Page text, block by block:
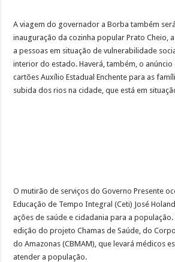
A viagem do governador a Borba também
inauguração da cozinha popular Prato Cheio,
a pessoas em situação de vulnerabilidade
interior do estado. Haverá, também, o
cartões Auxílio Estadual Enchente para as
subida dos rios na cidade, que está em
O mutirão de serviços do Governo Presente
Educação de Tempo Integral (Ceti) José
ações de saúde e cidadania para a população.
edição do projeto Chamas de Saúde, do
do Amazonas (CBMAM), que levará médicos
atender a população.